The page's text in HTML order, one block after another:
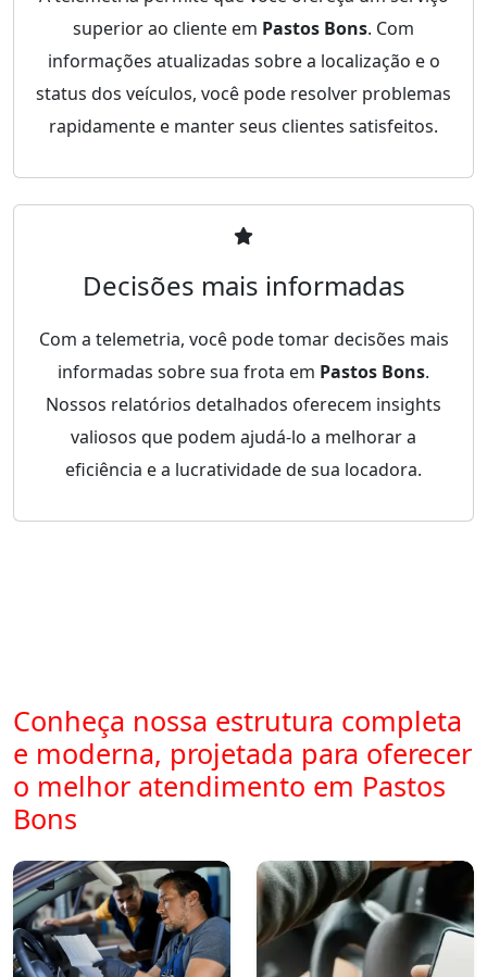
superior ao cliente em Pastos Bons. Com
informações atualizadas sobre a localização e o
status dos veículos, você pode resolver problemas
rapidamente e manter seus clientes satisfeitos.
Decisões mais informadas
Com a telemetria, você pode tomar decisões mais
informadas sobre sua frota em Pastos Bons.
Nossos relatórios detalhados oferecem insights
valiosos que podem ajudá-lo a melhorar a
eficiência e a lucratividade de sua locadora.
Conheça nossa estrutura completa
e moderna, projetada para oferecer
o melhor atendimento em Pastos
Bons